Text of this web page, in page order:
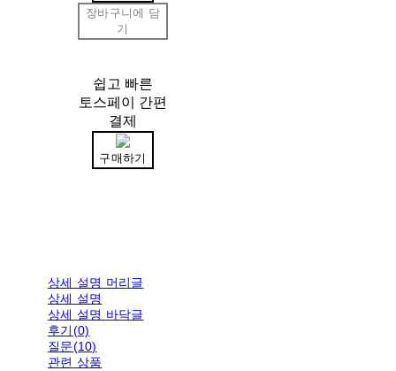
장바구니에 담
기
쉽고 빠른
토스페이 간편
결제
구매하기
상세 설명 머리글
상세 설명
상세 설명 바닥글
후기(0)
질문(10)
관련 상품